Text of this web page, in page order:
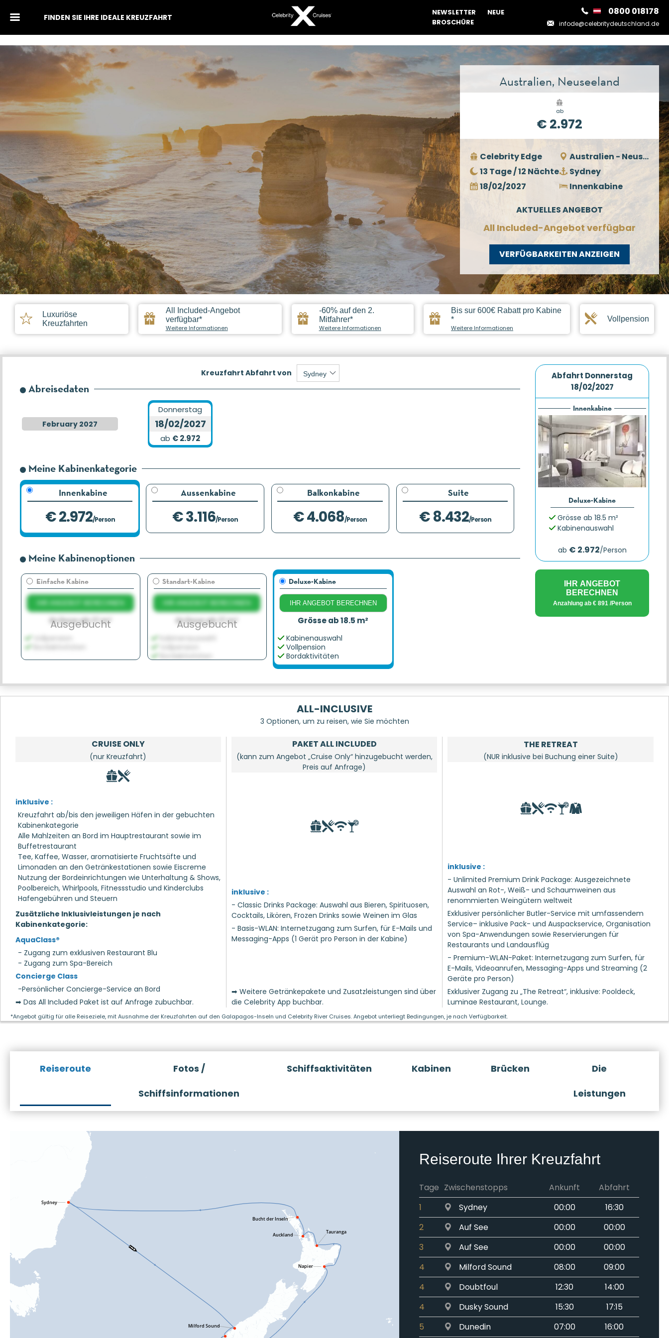
FINDEN SIE IHRE IDEALE KREUZFAHRT NEWSLETTER
NEUE
BROSCHÜRE
0800 018178
infode@celebritydeutschland.de
Australien, Neuseeland
ab
€ 2.972
Celebrity Edge
Australien - Neuseeland
13 Tage / 12 Nächte
Sydney
18/02/2027
Innenkabine
AKTUELLES ANGEBOT
All Included-Angebot verfügbar
VERFÜGBARKEITEN ANZEIGEN
Luxuriöse
Kreuzfahrten
All Included-Angebot
verfügbar*
Weitere Informationen
-60% auf den 2.
Mitfahrer*
Weitere Informationen
Bis sur 600€ Rabatt pro Kabine
*
Weitere Informationen
Vollpension
Kreuzfahrt Abfahrt von
Abreisedaten
February 2027
Donnerstag
18/02/2027
ab € 2.972
Meine Kabinenkategorie
Innenkabine
€ 2.972/Person
Aussenkabine
€ 3.116/Person
Balkonkabine
€ 4.068/Person
Suite
€ 8.432/Person
Meine Kabinenoptionen
Einfache Kabine
Grösse ab 17 m²
Ausgebucht
Standart-Kabine
Grösse ab 17 m²
Ausgebucht
Deluxe-Kabine
IHR ANGEBOT BERECHNEN
Grösse ab 18.5 m²
Kabinenauswahl
Vollpension
Bordaktivitäten
Abfahrt Donnerstag
18/02/2027
Innenkabine
Deluxe-Kabine
Grösse ab 18.5 m²
Kabinenauswahl
ab € 2.972/Person
IHR ANGEBOT
BERECHNEN
Anzahlung ab € 891 /Person
ALL-INCLUSIVE
3 Optionen, um zu reisen, wie Sie möchten
CRUISE ONLY
(nur Kreuzfahrt)
inklusive :
Kreuzfahrt ab/bis den jeweiligen Häfen in der gebuchten
Kabinenkategorie
Alle Mahlzeiten an Bord im Hauptrestaurant sowie im
Buffetrestaurant
Tee, Kaffee, Wasser, aromatisierte Fruchtsäfte und
Limonaden an den Getränkestationen sowie Eiscreme
Nutzung der Bordeinrichtungen wie Unterhaltung & Shows,
Poolbereich, Whirlpools, Fitnessstudio und Kinderclubs
Hafengebühren und Steuern
Zusätzliche Inklusivleistungen je nach
Kabinenkategorie:
AquaClass®
- Zugang zum exklusiven Restaurant Blu
- Zugang zum Spa-Bereich
Concierge Class
-Persönlicher Concierge-Service an Bord
➡ Das All Included Paket ist auf Anfrage zubuchbar.
PAKET ALL INCLUDED
(kann zum Angebot „Cruise Only“ hinzugebucht werden,
Preis auf Anfrage)
inklusive :
- Classic Drinks Package: Auswahl aus Bieren, Spirituosen,
Cocktails, Likören, Frozen Drinks sowie Weinen im Glas
- Basis-WLAN: Internetzugang zum Surfen, für E-Mails und
Messaging-Apps (1 Gerät pro Person in der Kabine)
➡ Weitere Getränkepakete und Zusatzleistungen sind über
die Celebrity App buchbar.
THE RETREAT
(NUR inklusive bei Buchung einer Suite)
inklusive :
- Unlimited Premium Drink Package: Ausgezeichnete
Auswahl an Rot-, Weiß- und Schaumweinen aus
renommierten Weingütern weltweit
Exklusiver persönlicher Butler-Service mit umfassendem
Service– inklusive Pack- und Auspackservice, Organisation
von Spa-Anwendungen sowie Reservierungen für
Restaurants und Landausflüg
- Premium-WLAN-Paket: Internetzugang zum Surfen, für
E-Mails, Videoanrufen, Messaging-Apps und Streaming (2
Geräte pro Person)
Exklusiver Zugang zu „The Retreat“, inklusive: Pooldeck,
Luminae Restaurant, Lounge.
*Angebot gültig für alle Reiseziele, mit Ausnahme der Kreuzfahrten auf den Galapagos-Inseln und Celebrity River Cruises. Angebot unterliegt Bedingungen, je nach Verfügbarkeit.
Reiseroute
Fotos /
Schiffsinformationen
Schiffsaktivitäten Kabinen Brücken
Die
Leistungen
Reiseroute Ihrer Kreuzfahrt
Tage Zwischenstopps Ankunft
Abfahrt
1
Sydney 00:00
16:30
2
Auf See 00:00
00:00
3
Auf See 00:00
00:00
4
Milford Sound 08:00
09:00
4
Doubtfoul 12:30
14:00
4
Dusky Sound 15:30
17:15
5
Dunedin 07:00
16:00